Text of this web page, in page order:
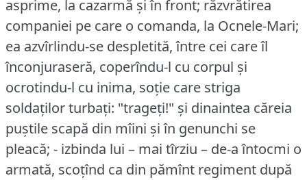
asprime, la cazarmă și în front; răzvrătirea
companiei pe care o comanda, la Ocnele-Mari;
ea azvîrlindu-se despletită, între cei care îl
înconjuraseră, coperîndu-l cu corpul și
ocrotindu-l cu inima, soție care striga
soldaților turbați: "trageți!" și dinaintea căreia
puștile scapă din mîini și în genunchi se
pleacă; - izbinda lui – mai tîrziu – de-a întocmi o
armată, scoțînd ca din pămînt regiment după